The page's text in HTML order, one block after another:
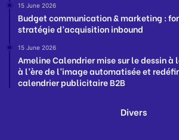
15 June 2026
Budget communication & marketing :
stratégie d’acquisition inbound
15 June 2026
Ameline Calendrier mise sur le dessin à
à l’ère de l’image automatisée et
calendrier publicitaire B2B
Divers